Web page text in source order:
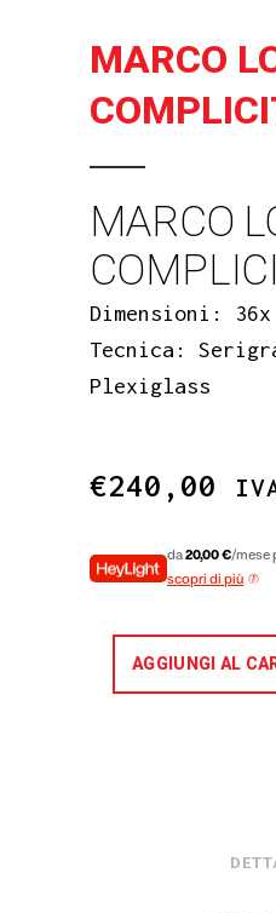
MARCO
MARCO
Dimensioni: 36x
Tecnica:
Plexiglass
€240,00
da20,00 €/mese
scopri di più
AGGIUNGI AL